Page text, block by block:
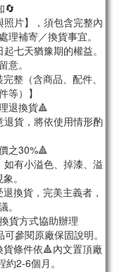
🔄
片】，須包含完整內
補寄／換貨事宜。
七天猶豫期的權益。
意。
整（含商品、配件、
等）】
退換貨🔺
貨，將依使用情形酌
之30%🔺
有小溢色、掉漆、溢
。
換貨，完美主義者，
。
貨方式協助辦理
參閱原廠保固說明。
條件依🔺內文置頂廠
2-6個月。